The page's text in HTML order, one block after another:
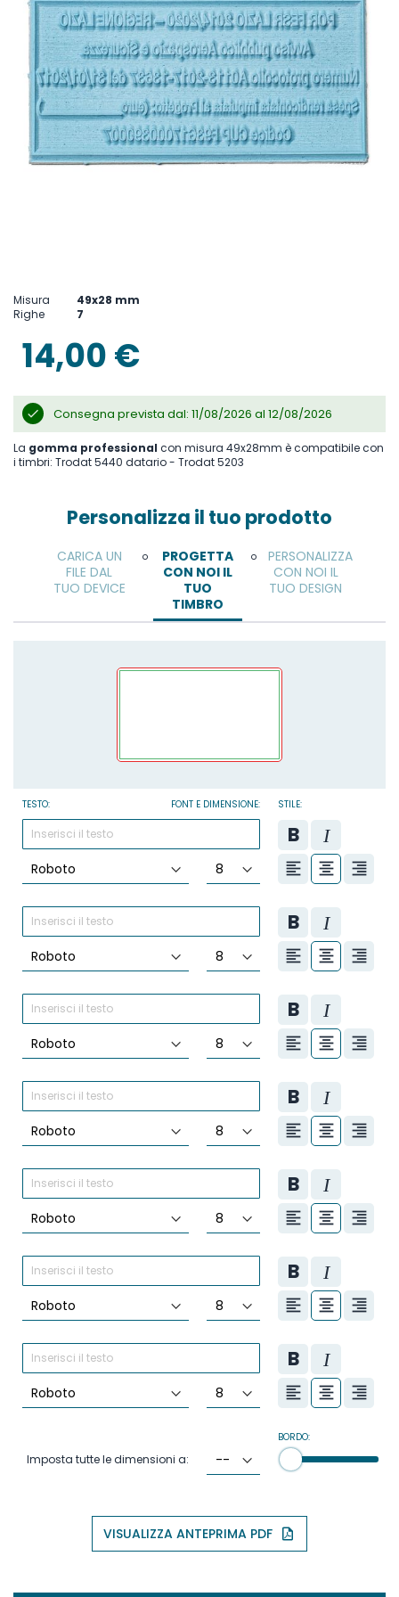
della
galleria
immagini
Misura
49x28 mm
Righe
7
14,00 €
Consegna prevista dal: 11/08/2026 al 12/08/2026
La gomma professional con misura 49x28mm è compatibile con
i timbri: Trodat 5440 datario - Trodat 5203
Personalizza il tuo prodotto
CARICA UN
FILE DAL
TUO DEVICE
o
PROGETTA
CON NOI IL
TUO
TIMBRO
TESTO: FONT E DIMENSIONE: STILE:
Imposta tutte le dimensioni a:
BORDO:
VISUALIZZA ANTEPRIMA PDF
o
PERSONALIZZA
CON NOI IL
TUO DESIGN